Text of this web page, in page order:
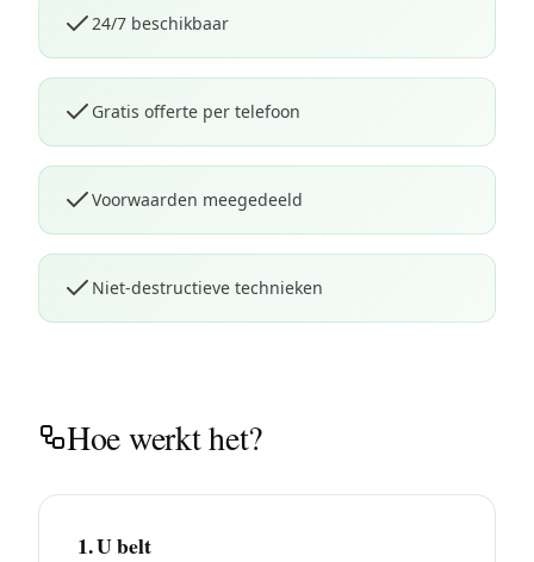
24/7 beschikbaar
Gratis offerte per telefoon
Voorwaarden meegedeeld
Niet-destructieve technieken
Hoe werkt het?
1. U belt